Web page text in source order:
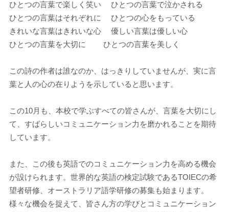
ひとつの言葉で楽しく笑い ひとつの言葉で泣かされる
ひとつの言葉はそれぞれに ひとつの心をもっている
きれいな言葉はきれいな心 優しい言葉は優しい心
ひとつの言葉を大切に ひとつの言葉を美しく
この詩の作者は誰なのか、はっきりしていませんが、実に言
葉と人の心の在りようを示していると思います。
この10月も、本校で学ぶすべての皆さんが、言葉を大切にし
て、すばらしいコミュニケーション力を磨かれることを期待
しています。
また、この後も英語でのコミュニケーション力を高める機会
が設けられます。世界的な英語の検定試験であるTOIECの希
望者研修、オーストラリア語学研修の募集も始まります。
様々な機会を捉えて、皆さん方の学びとコミュニケーション